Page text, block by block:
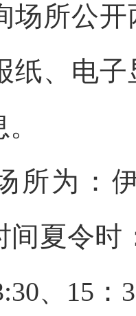
场所公
纸、电
所为：
夏令时
、15：